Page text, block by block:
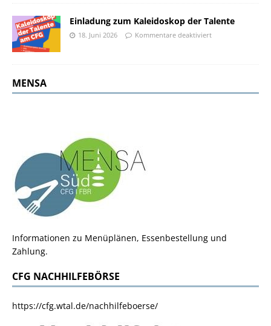
Einladung zum Kaleidoskop der Talente
18. Juni 2026 Kommentare deaktiviert
MENSA
Informationen zu Menüplänen, Essenbestellung und
Zahlung.
CFG NACHHILFEBÖRSE
https://cfg.wtal.de/nachhilfeboerse/